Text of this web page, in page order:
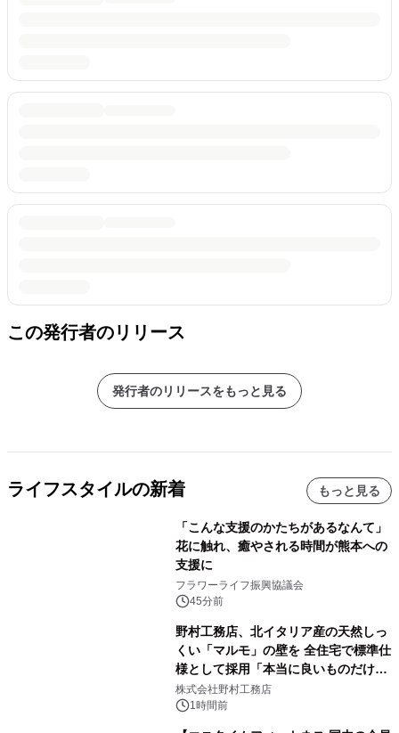
この発行者のリリース
発行者のリリースをもっと見る
ライフスタイルの新着 もっと見る
「こんな支援のかたちがあるなんて」
花に触れ、癒やされる時間が熊本への
支援に
フラワーライフ振興協議会
45分前
野村工務店、北イタリア産の天然しっ
くい「マルモ」の壁を 全住宅で標準仕
様として採用「本当に良いものだけに
こだわる」
株式会社野村工務店
1時間前